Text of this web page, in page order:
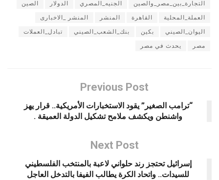
التجارة_بين_مصر_والصين الجنيه_المصري الدولار الصين
العملة_المحلية القاهرة المنشر المنشر _الاخبارى
اليوان_الصيني بكين بنك_الشعب_الصيني تبادل_العملات
مصر يحدث في مصر
Previous Post
“ترامب الصغير” يقود الاستخبارات الأمريكية.. قرار يهز
واشنطن ويكشف ملامح تشكيل الدولة العميقة .
Next Post
إسرائيل تحتجز رند حلواني لاعبة بالمنتخب الفلسطيني
للسيدات.. واتحاد الكرة يطالب الفيفا بالتدخل العاجل